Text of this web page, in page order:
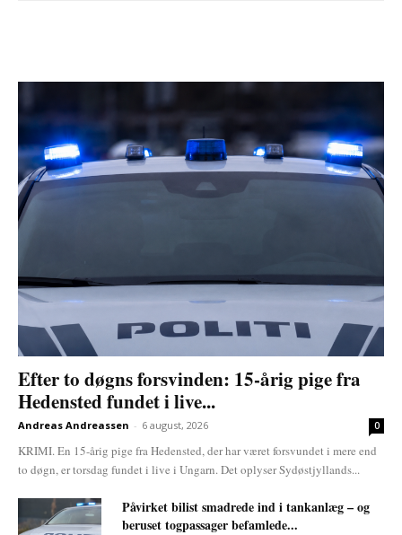
Efter to døgns forsvinden: 15-årig pige fra
Hedensted fundet i live...
Andreas Andreassen - 6 august, 2026 0
KRIMI. En 15-årig pige fra Hedensted, der har været forsvundet i mere end
to døgn, er torsdag fundet i live i Ungarn. Det oplyser Sydøstjyllands...
Påvirket bilist smadrede ind i tankanlæg – og
beruset togpassager befamlede...